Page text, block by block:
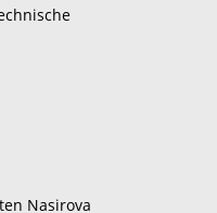
Nasirova